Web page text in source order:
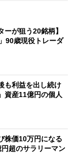
ーが狙う20銘柄】
90歳現役トレーダ
も利益を出し続け
資産11億円の個人
株価10万円になる
超のサラリーマン